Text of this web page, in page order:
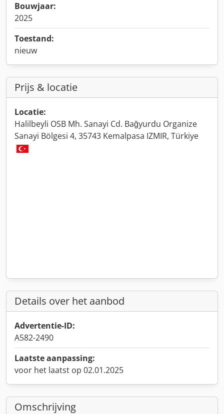
Bouwjaar:
2025
Toestand:
nieuw
Prijs & locatie
Locatie:
Halilbeyli OSB Mh. Sanayi Cd. Bağyurdu Organize
Sanayi Bölgesi 4, 35743 Kemalpasa IZMIR, Türkiye
Details over het aanbod
Advertentie-ID:
A582-2490
Laatste aanpassing:
voor het laatst op 02.01.2025
Omschrijving